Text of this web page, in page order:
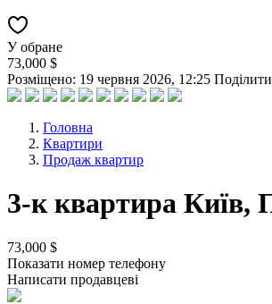
У обране
73,000 $
Розміщено: 19 червня 2026, 12:25
Головна
Квартири
Продаж квартир
3-к квартира Київ,
73,000 $
Показати номер телефону
Написати продавцеві